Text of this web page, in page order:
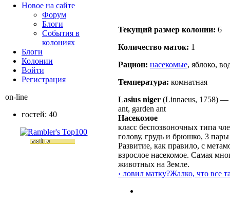
Текущий размер кoлонии: 6
Количество маток: 1
Рацион: насекомые, яблоко,
Температура: комнатная
Lasius niger (Linnaeus, 1758) —
ant, garden ant
Насекомое
класс беспозвоночных типа
голову, грудь и брюшко, 3
Развитие, как правило, с
взрослое насекомое. Самая
животных на Земле.
‹ ловил матку?Жалко, что все
Новое на сайте
Форум
Блоги
События в
колониях
Блоги
Колонии
Войти
Peгиcтpaция
on-line
гостей: 40